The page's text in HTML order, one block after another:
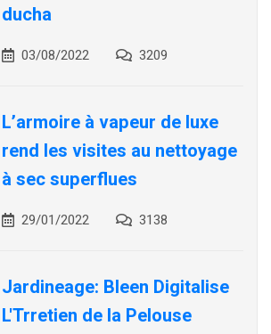
ducha
03/08/2022 3209
L’armoire à vapeur de luxe
rend les visites au nettoyage
à sec superflues
29/01/2022 3138
Jardineage: Bleen Digitalise
L'Trretien de la Pelouse